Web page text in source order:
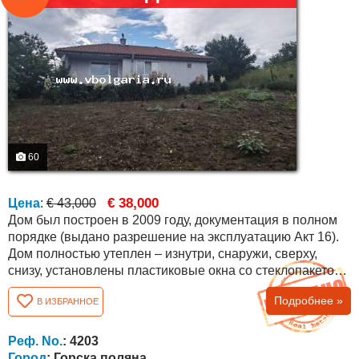
60
Цена: € 43,000 € 38,000
Дом был построен в 2009 году, документация в полном
порядке (выдано разрешение на эксплуатацию Акт 16).
Дом полностью утеплен – изнутри, снаружи, сверху,
снизу, установлены пластиковые окна со стеклопакетом.
Общая квадратура дома составляет 90 кв.м .
Планировка следующая: спальня, зал, кухня, ванная и
туалет, коридор и гараж площадью 30 кв.м., соединенный
теплым коридором с домом. Есть возможность
переоборудовать гараж во вторую...
В ИЗБРАННОЕ Подробнее »
Реф. No.: 4203